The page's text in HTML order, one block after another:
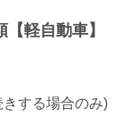
軽自動車】
する場合のみ)